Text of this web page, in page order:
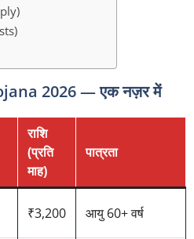
2026 — एक नज़र में
राशि
(प्रति
माह)
पात्रता
₹3,200 आयु 60+ वर्ष